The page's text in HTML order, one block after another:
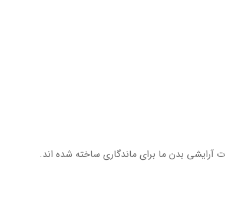
آرایشی بدن ما برای ماندگاری ساخته شده اند.